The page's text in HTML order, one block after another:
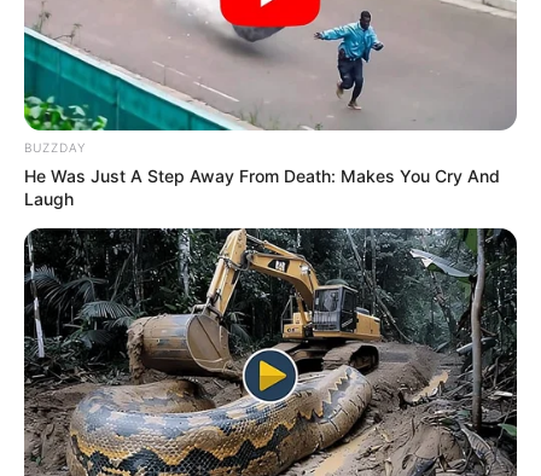
✍
BUZZDAY
He Was Just A Step Away From Death: Makes You Cry And
Laugh